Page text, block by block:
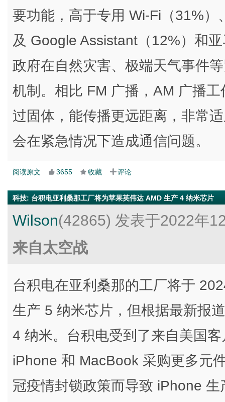
要功能，高于专用 Wi-Fi（31%
及 Google Assistant（12%）和
政府在自然灾害、极端天气事件
机制。相比 FM 广播，AM 广播
过固体，能传播更远距离，非常
会在紧急情况下造成通信问题。
阅读原文 3655 收藏 评论
科技: 台积电亚利桑那工厂将为苹果英伟达 AMD 生产 4 纳米芯片
Wilson(42865) 发表于2022年
来自太空战
台积电在亚利桑那的工厂将于
生产 5 纳米芯片，但根据最新报
4 纳米。台积电受到了来自美国
iPhone 和 MacBook 采购更多元
冠疫情封锁政策而导致 iPhone